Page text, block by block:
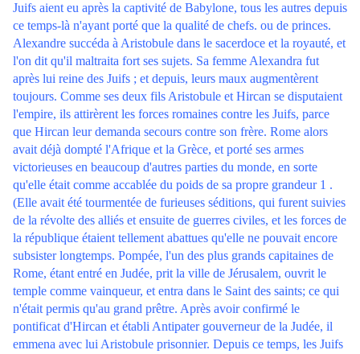
Juifs aient eu après la captivité de Babylone, tous les autres depuis
ce temps-là n'ayant porté que la qualité de chefs. ou de princes.
Alexandre succéda à Aristobule dans le sacerdoce et la royauté, et
l'on dit qu'il maltraita fort ses sujets. Sa femme Alexandra fut
après lui reine des Juifs ; et depuis, leurs maux augmentèrent
toujours. Comme ses deux fils Aristobule et Hircan se disputaient
l'empire, ils attirèrent les forces romaines contre les Juifs, parce
que Hircan leur demanda secours contre son frère. Rome alors
avait déjà dompté l'Afrique et la Grèce, et porté ses armes
victorieuses en beaucoup d'autres parties du monde, en sorte
qu'elle était comme accablée du poids de sa propre grandeur 1 .
(Elle avait été tourmentée de furieuses séditions, qui furent suivies
de la révolte des alliés et ensuite de guerres civiles, et les forces de
la république étaient tellement abattues qu'elle ne pouvait encore
subsister longtemps. Pompée, l'un des plus grands capitaines de
Rome, étant entré en Judée, prit la ville de Jérusalem, ouvrit le
temple comme vainqueur, et entra dans le Saint des saints; ce qui
n'était permis qu'au grand prêtre. Après avoir confirmé le
pontificat d'Hircan et établi Antipater gouverneur de la Judée, il
emmena avec lui Aristobule prisonnier. Depuis ce temps, les Juifs